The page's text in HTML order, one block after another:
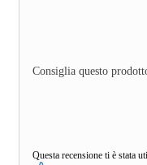
Consiglia questo
Questa recensione ti è stata